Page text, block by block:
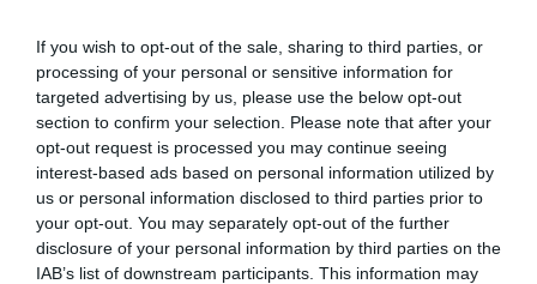
If you wish to opt-out of the sale, sharing to third parties, or
processing of your personal or sensitive information for
targeted advertising by us, please use the below opt-out
section to confirm your selection. Please note that after your
opt-out request is processed you may continue seeing
interest-based ads based on personal information utilized by
us or personal information disclosed to third parties prior to
your opt-out. You may separately opt-out of the further
disclosure of your personal information by third parties on the
IAB’s list of downstream participants. This information may
A mesterséges intelligencia (MI vagy AI)
hasznos segítség a mindennapokban:
pillanatok alatt dönthet helyettünk,
napirendet állíthat össze, sőt rengeteget
kérnek tanácsot tőle. Egy friss kutatás
szerint azonban a chatbotok hajlamosak
túlzottan egyetérteni a…
2026. MÁRCIUS 31. ● TÓTH EMMA
Új kutatás: ezért veszélyes, ha
az MI mindenben egyetért…
TÓTH EMMA